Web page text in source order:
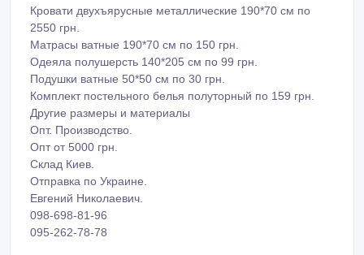
Кровати двухъярусные металлические 190*70 см по
2550 грн.
Матрасы ватные 190*70 см по 150 грн.
Одеяла полушерсть 140*205 см по 99 грн.
Подушки ватные 50*50 см по 30 грн.
Комплект постельного белья полуторный по 159 грн.
Другие размеры и материалы
Опт. Производство.
Опт от 5000 грн.
Склад Киев.
Отправка по Украине.
Евгений Николаевич.
098-698-81-96
095-262-78-78